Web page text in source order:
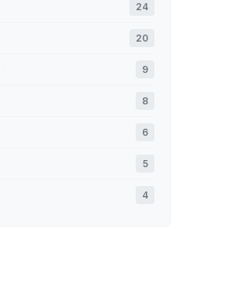
24
20
9
8
6
5
4